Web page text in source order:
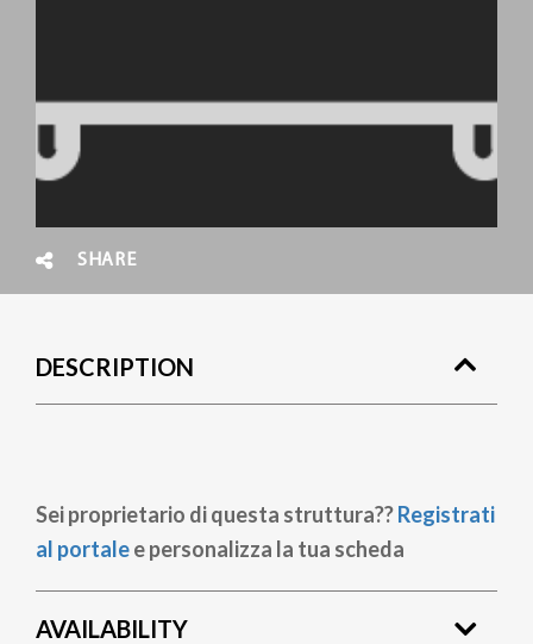
SHARE
DESCRIPTION
Sei proprietario di questa struttura??Registrati
al portalee personalizza la tua scheda
AVAILABILITY